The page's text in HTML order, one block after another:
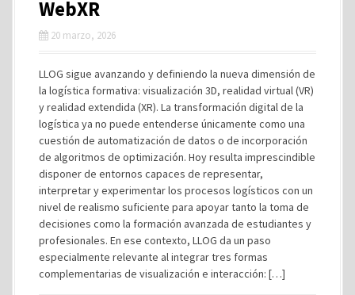
WebXR
20 marzo, 2026
LLOG sigue avanzando y definiendo la nueva dimensión de
la logística formativa: visualización 3D, realidad virtual (VR)
y realidad extendida (XR). La transformación digital de la
logística ya no puede entenderse únicamente como una
cuestión de automatización de datos o de incorporación
de algoritmos de optimización. Hoy resulta imprescindible
disponer de entornos capaces de representar,
interpretar y experimentar los procesos logísticos con un
nivel de realismo suficiente para apoyar tanto la toma de
decisiones como la formación avanzada de estudiantes y
profesionales. En ese contexto, LLOG da un paso
especialmente relevante al integrar tres formas
complementarias de visualización e interacción: […]